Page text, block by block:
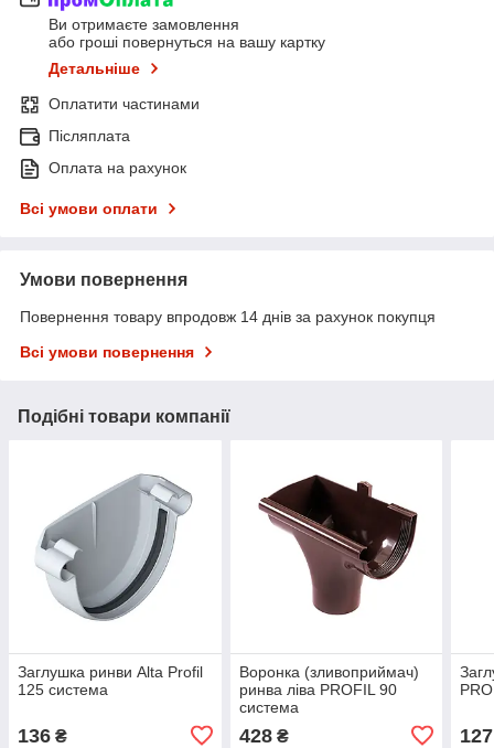
Ви отримаєте замовлення
або гроші повернуться на вашу картку
Детальніше
Оплатити частинами
Післяплата
Оплата на рахунок
Всі умови оплати
Умови повернення
Повернення товару впродовж 14 днів за рахунок покупця
Всі умови повернення
Подібні товари компанії
Заглушка ринви Alta Profil
125 система
136 ₴
Воронка (зливоприймач)
ринва ліва PROFIL 90
система
428₴ 127